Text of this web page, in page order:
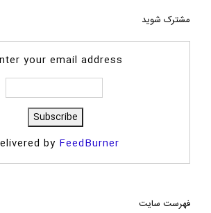
مشترک شوید
your email address:
by FeedBurner
فهرست سایت